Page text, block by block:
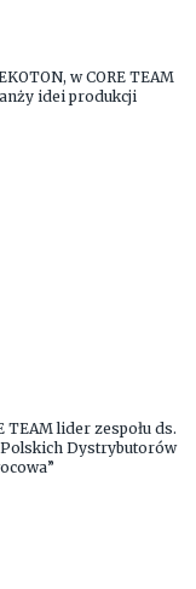
w CORE TEAM
idei produkcji
TEAM lider zespołu ds.
Dystrybutorów